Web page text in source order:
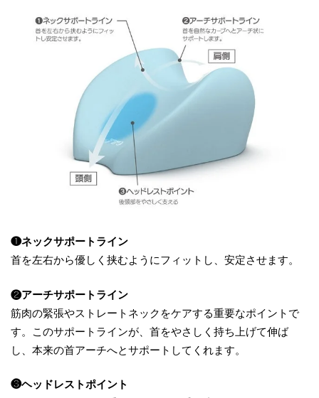
❶ネックサポートライン
首を左右から優しく挟むようにフィットし、安定させます。
❷アーチサポートライン
筋肉の緊張やストレートネックをケアする重要なポイントで
す。このサポートラインが、首をやさしく持ち上げて伸ば
し、本来の首アーチへとサポートしてくれます。
❸ヘッドレストポイント